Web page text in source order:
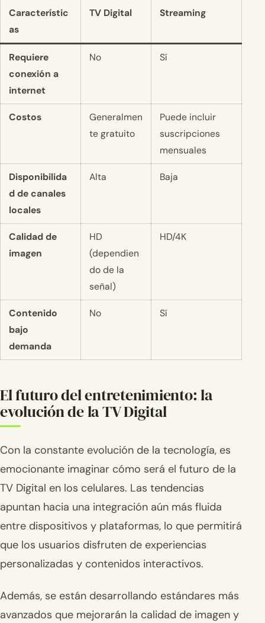
Característic
as
TV Digital Streaming
Requiere
conexión a
internet
No Sí
Costos
Generalmen
te gratuito
Puede incluir
suscripciones
mensuales
Disponibilida
d de canales
locales
Alta Baja
Calidad de
imagen
HD
(dependien
do de la
señal)
HD/4K
Contenido
bajo
demanda
No Sí
El futuro del entretenimiento: la
evolución de la TV Digital
Con la constante evolución de la tecnología, es
emocionante imaginar cómo será el futuro de la
TV Digital en los celulares. Las tendencias
apuntan hacia una integración aún más fluida
entre dispositivos y plataformas, lo que permitirá
que los usuarios disfruten de experiencias
personalizadas y contenidos interactivos.
Además, se están desarrollando estándares más
avanzados que mejorarán la calidad de imagen y